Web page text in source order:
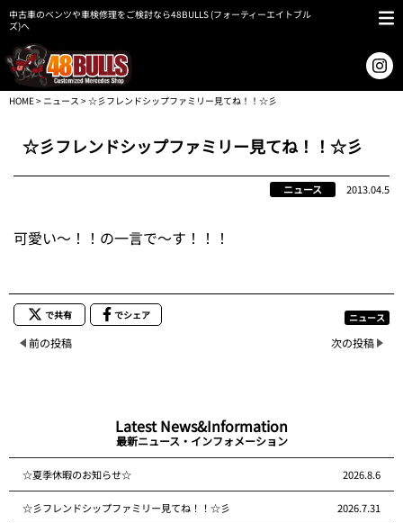
中古車のベンツや車検修理をご検討なら48BULLS (フォーティーエイトブル
ズ)へ
HOME> ニュース > ☆彡フレンドシップファミリー見てね！！☆彡
☆彡フレンドシップファミリー見てね！！☆彡
ニュース 2013.04.5
可愛い～！！の一言で～す！！！
で共有 でシェア ニュース
前の投稿 次の投稿
Latest News&Information
最新ニュース・インフォメーション
☆夏季休暇のお知らせ☆ 2026.8.6
☆彡フレンドシップファミリー見てね！！☆彡 2026.7.31